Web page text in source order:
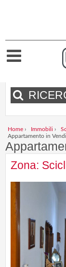
Home › Immobili ›
Appartamento in
Zona: